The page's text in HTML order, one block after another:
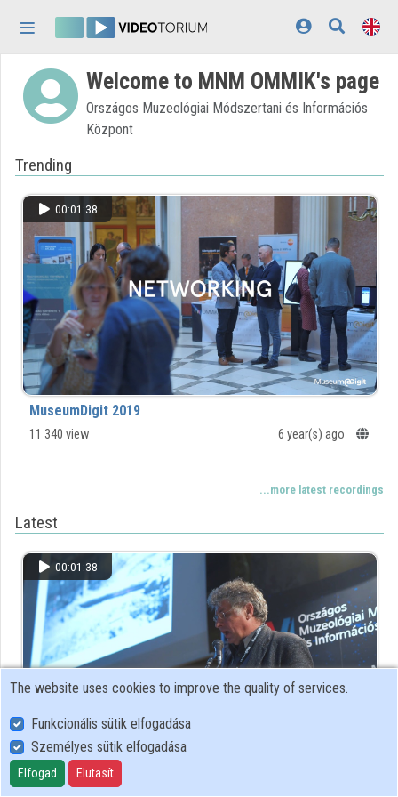
Home
Log In
Categories
Organizations
Contributors
Appearance:
Welcome to MNM OMMIK's page
Országos Muzeológiai Módszertani és Információs
Központ
Trending
00:01:38
MuseumDigit 2019
11 340 view 6 year(s) ago
...more latest recordings
Latest
00:01:38
MuseumDigit 2019 ENG
Promotion video
The website uses cookies to improve the quality of services.
Funkcionális sütik elfogadása
Személyes sütik elfogadása
Elfogad Elutasít